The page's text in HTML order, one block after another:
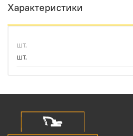
Характеристики
шт.
шт.